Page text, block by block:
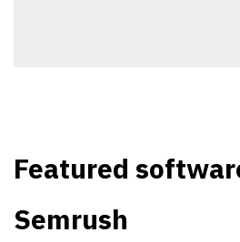
Featured
Semrush